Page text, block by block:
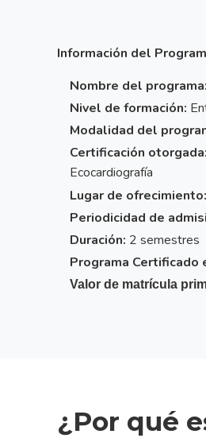
Información del
Nombre del programa:
Nivel de formación:
Modalidad del
Certificación otorgada:
Ecocardiografía
Lugar de ofrecimiento:
Periodicidad de
Duración: 2 semestres
Programa Certificado
Valor de matrícula
¿Por qué